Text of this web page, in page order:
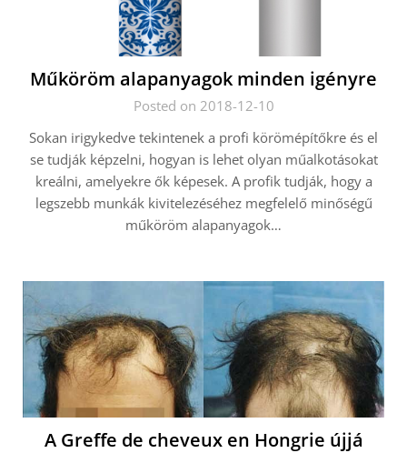
Műköröm alapanyagok minden igényre
Posted on 2018-12-10
Sokan irigykedve tekintenek a profi körömépítőkre és el
se tudják képzelni, hogyan is lehet olyan műalkotásokat
kreálni, amelyekre ők képesek. A profik tudják, hogy a
legszebb munkák kivitelezéséhez megfelelő minőségű
műköröm alapanyagok…
A Greffe de cheveux en Hongrie újjá